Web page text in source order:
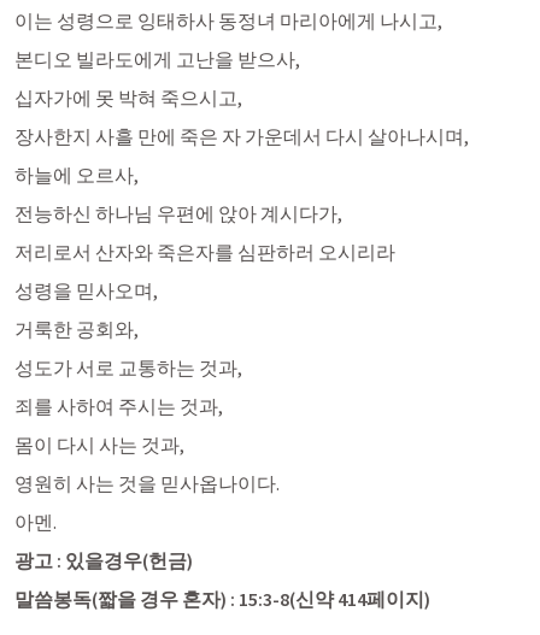
이는 성령으로 잉태하사 동정녀 마리아에게 나시고,
본디오 빌라도에게 고난을 받으사,
십자가에 못 박혀 죽으시고,
장사한지 사흘 만에 죽은 자 가운데서 다시 살아나시며,
하늘에 오르사,
전능하신 하나님 우편에 앉아 계시다가,
저리로서 산자와 죽은자를 심판하러 오시리라
성령을 믿사오며,
거룩한 공회와,
성도가 서로 교통하는 것과,
죄를 사하여 주시는 것과,
몸이 다시 사는 것과,
영원히 사는 것을 믿사옵나이다.
아멘.
광고 : 있을경우(헌금)
말씀봉독(짧을 경우 혼자) : 15:3-8(신약 414페이지)